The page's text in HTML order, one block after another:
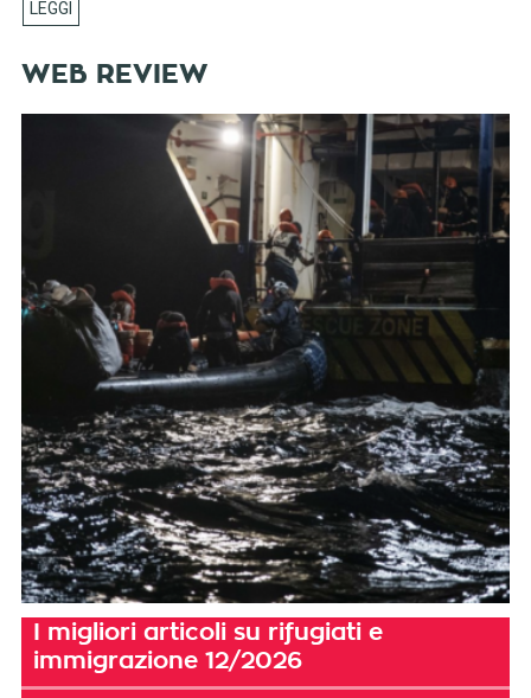
WEB REVIEW
I migliori articoli su rifugiati e
immigrazione 12/2026